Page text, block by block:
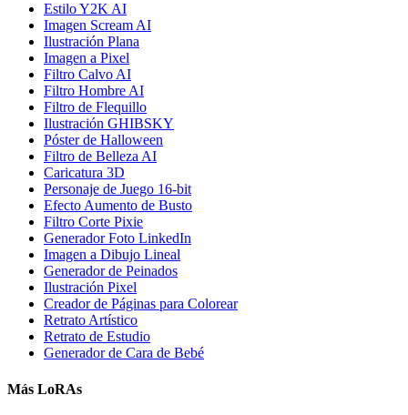
Estilo Y2K AI
Imagen Scream AI
Ilustración Plana
Imagen a Pixel
Filtro Calvo AI
Filtro Hombre AI
Filtro de Flequillo
Ilustración GHIBSKY
Póster de Halloween
Filtro de Belleza AI
Caricatura 3D
Personaje de Juego 16-bit
Efecto Aumento de Busto
Filtro Corte Pixie
Generador Foto LinkedIn
Imagen a Dibujo Lineal
Generador de Peinados
Ilustración Pixel
Creador de Páginas para Colorear
Retrato Artístico
Retrato de Estudio
Generador de Cara de Bebé
Más LoRAs